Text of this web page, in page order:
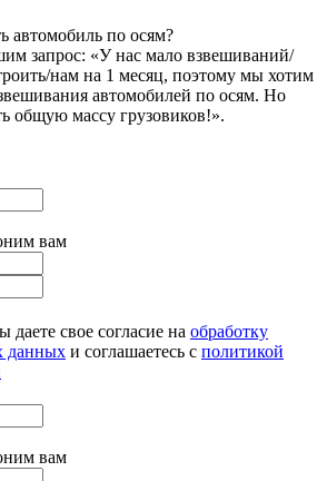
автомобиль по осям?
запрос: «У нас мало взвешиваний/
нам на 1 месяц, поэтому мы хотим
автомобилей по осям. Но
общую массу грузовиков!».
вам
свое согласие на обработку
данных и соглашаетесь с политикой
вам